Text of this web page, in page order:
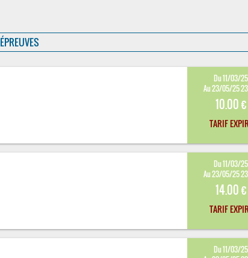
Du 11/03/25
Au 23/05/25
10.00 €
TARIF
Du 11/03/25
Au 23/05/25
14.00 €
TARIF
Du 11/03/25